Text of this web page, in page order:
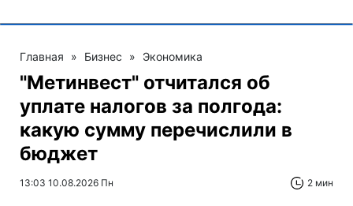
Главная » Бизнес » Экономика
"Метинвест" отчитался об
уплате налогов за полгода:
какую сумму перечислили в
бюджет
13:03 10.08.2026 Пн 2 мин